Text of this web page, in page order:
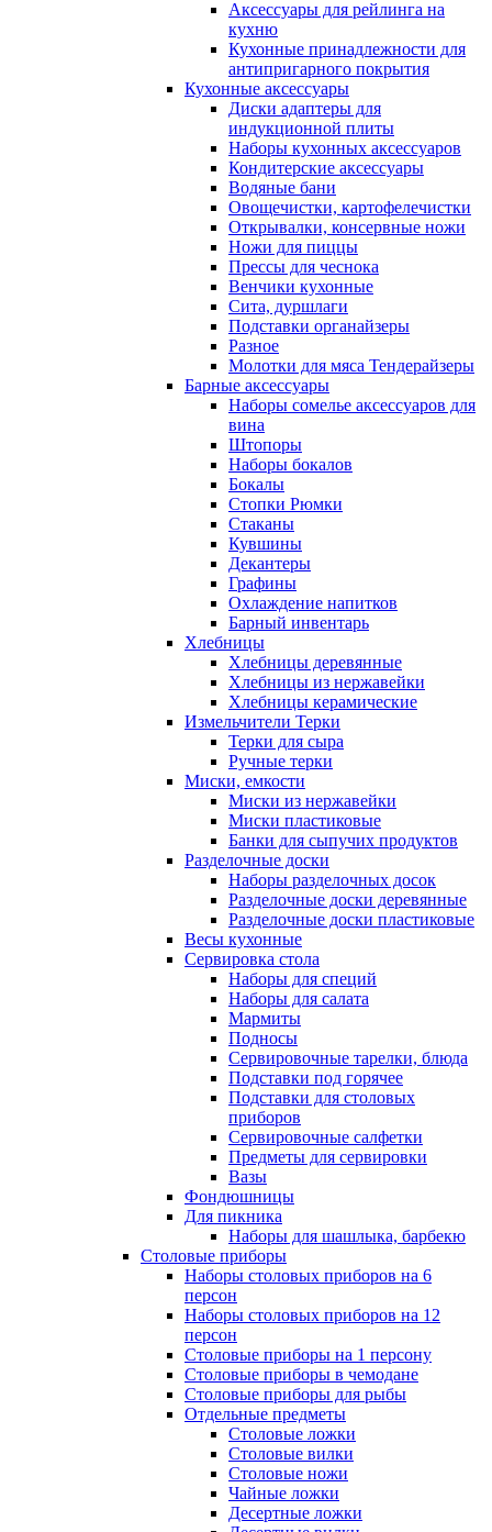
Аксессуары для рейлинга на
кухню
Кухонные принадлежности для
антипригарного покрытия
Кухонные аксессуары
Диски адаптеры для
индукционной плиты
Наборы кухонных аксессуаров
Кондитерские аксессуары
Водяные бани
Овощечистки, картофелечистки
Открывалки, консервные ножи
Ножи для пиццы
Прессы для чеснока
Венчики кухонные
Сита, дуршлаги
Подставки органайзеры
Разное
Молотки для мяса Тендерайзеры
Барные аксессуары
Наборы сомелье аксессуаров для
вина
Штопоры
Наборы бокалов
Бокалы
Стопки Рюмки
Стаканы
Кувшины
Декантеры
Графины
Охлаждение напитков
Барный инвентарь
Хлебницы
Хлебницы деревянные
Хлебницы из нержавейки
Хлебницы керамические
Измельчители Терки
Терки для сыра
Ручные терки
Миски, емкости
Миски из нержавейки
Миски пластиковые
Банки для сыпучих продуктов
Разделочные доски
Наборы разделочных досок
Разделочные доски деревянные
Разделочные доски пластиковые
Весы кухонные
Сервировка стола
Наборы для специй
Наборы для салата
Мармиты
Подносы
Сервировочные тарелки, блюда
Подставки под горячее
Подставки для столовых
приборов
Сервировочные салфетки
Предметы для сервировки
Вазы
Фондюшницы
Для пикника
Наборы для шашлыка, барбекю
Столовые приборы
Наборы столовых приборов на 6
персон
Наборы столовых приборов на 12
персон
Столовые приборы на 1 персону
Столовые приборы в чемодане
Столовые приборы для рыбы
Отдельные предметы
Столовые ложки
Столовые вилки
Столовые ножи
Чайные ложки
Десертные ложки